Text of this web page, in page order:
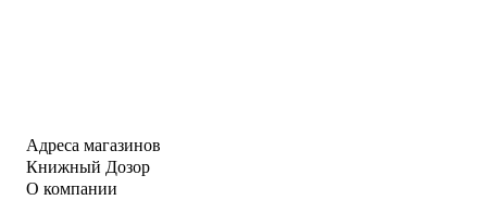
Адреса магазинов
Книжный Дозор
О компании